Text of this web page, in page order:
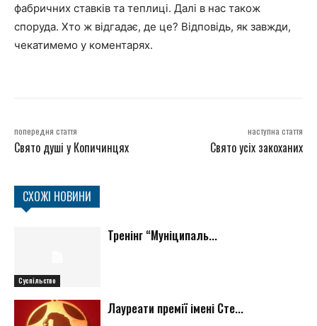
фабричних ставків та теплиці. Далі в нас також
споруда. Хто ж відгадає, де це? Відповідь, як завжди,
чекатимемо у коментарях.
попередня стаття
Свято душі у Копичинцях
наступна стаття
Свято усіх закоханих
СХОЖІ НОВИНИ
Суспільство
Тренінг “Муніципаль...
Лауреати премії імені Сте...